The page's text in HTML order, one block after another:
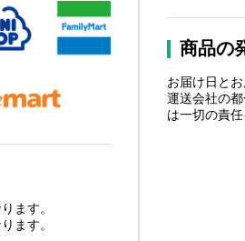
ます。
ます。
商品の
お届け日と
運送会社の
は一切の責任